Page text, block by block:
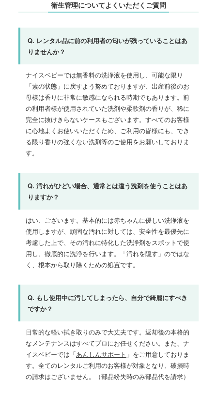
衛生管理についてよくいただくご質問
Q. レンタル品に前の利用者の匂いが残っていることはあ
りませんか？
ナイスベビーでは無香料の洗浄液を使用し、可能な限り
「素の状態」に戻すよう努めておりますが、出産前後のお
母様は香りに非常に敏感になられる時期でもあります。前
の利用者様が使用されていた洗剤や柔軟剤の香りが、稀に
完全に抜けきらないケースもございます。すべてのお客様
に心地よくお使いいただくため、ご利用の皆様にも、でき
る限り香りの強くない洗剤等のご使用をお願いしておりま
す。
Q. 汚れがひどい場合、通常とは違う洗剤を使うことはあ
りますか？
はい、ございます。基本的には赤ちゃんに優しい洗浄液を
使用しますが、頑固な汚れに対しては、安全性を最優先に
考慮した上で、その汚れに特化した洗浄剤をスポットで使
用し、徹底的に洗浄を行います。「汚れを隠す」のではな
く、根本から取り除くための処置です。
Q. もし使用中に汚してしまったら、自分で綺麗にすべき
ですか？
日常的な軽い拭き取りのみで大丈夫です。返却後の本格的
なメンテナンスはすべてプロにお任せください。また、ナ
イスベビーでは「あんしんサポート 」をご用意しておりま
す。全てのレンタルご利用のお客様が対象となり、破損時
の請求はございません。（部品紛失時のみ部品代を請求）